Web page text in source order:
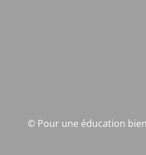
© Pour une éducation